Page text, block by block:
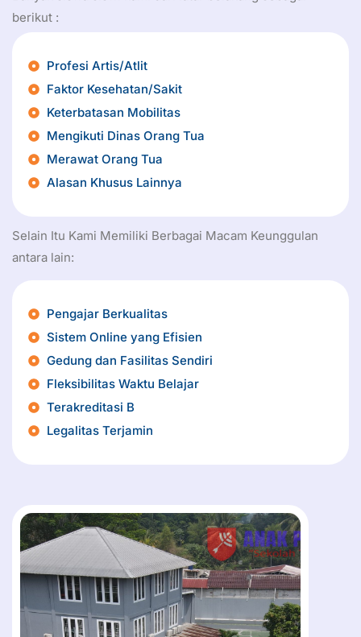
berikut :
Profesi Artis/Atlit
Faktor Kesehatan/Sakit
Keterbatasan Mobilitas
Mengikuti Dinas Orang Tua
Merawat Orang Tua
Alasan Khusus Lainnya
Selain Itu Kami Memiliki Berbagai Macam Keunggulan
antara lain:
Pengajar Berkualitas
Sistem Online yang Efisien
Gedung dan Fasilitas Sendiri
Fleksibilitas Waktu Belajar
Terakreditasi B
Legalitas Terjamin